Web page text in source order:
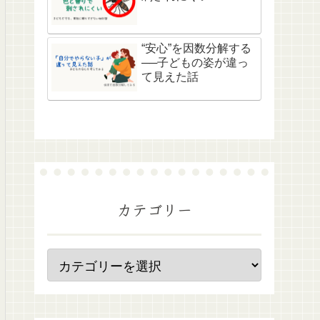
“安心”を因数分解する
──子どもの姿が違っ
て見えた話
カテゴリー